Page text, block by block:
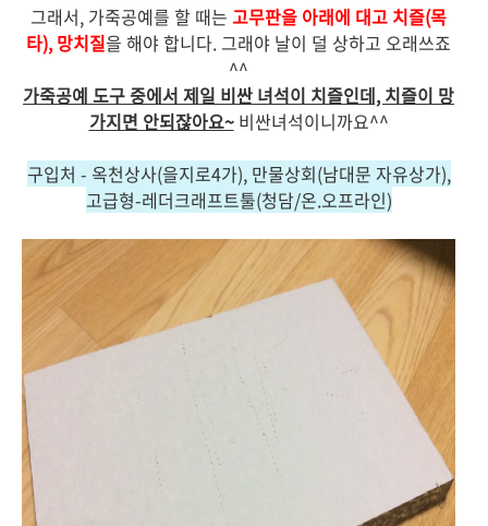
그래서, 가죽공예를 할 때는 고무판을 아래에 대고 치즐(목
타), 망치질을 해야 합니다. 그래야 날이 덜 상하고 오래쓰죠
^^
가죽공예 도구 중에서 제일 비싼 녀석이 치즐인데, 치즐이 망
가지면 안되잖아요~비싼녀석이니까요^^
구입처 - 옥천상사(을지로4가), 만물상회(남대문 자유상가),
고급형-레더크래프트툴(청담/온.오프라인)